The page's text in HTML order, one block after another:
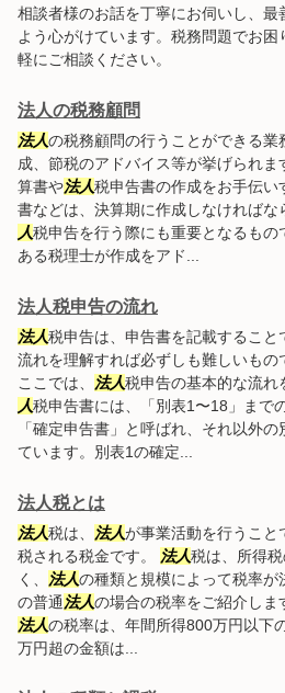
相談者様のお話を丁寧にお伺いし、最
よう心がけています。税務問題でお
軽にご相談ください。
法人の税務顧問
法人の税務顧問の行うことができる
成、節税のアドバイス等が挙げられ
算書や法人税申告書の作成をお手伝
書などは、決算期に作成しなければな
人税申告を行う際にも重要となるも
ある税理士が作成をアド...
法人税申告の流れ
法人税申告は、申告書を記載すること
流れを理解すれば必ずしも難しいもの
ここでは、
法人税申告の基本的な流れ
人税申告書には、「別表1〜18」まで
「確定申告書」と呼ばれ、それ以外
ています。別表1の確定...
法人税とは
法人税は、 法人が事業活動を行うこと
税される税金です。
法人税は、所得
く、
法人の種類と規模によって税率
の普通 法人の場合の税率をご紹介し
法人の税率は、年間所得800万円以下
万円超の金額は...